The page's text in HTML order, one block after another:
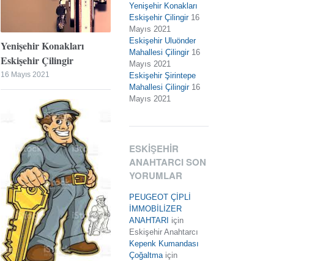
Yenişehir Konakları
Eskişehir Çilingir
16 Mayıs 2021
Yenişehir Konakları
Eskişehir Çilingir 16
Mayıs 2021
Eskişehir Uluönder
Mahallesi Çilingir 16
Mayıs 2021
Eskişehir Şirintepe
Mahallesi Çilingir 16
Mayıs 2021
ESKIŞEHIR
ANAHTARCI SON
YORUMLAR
PEUGEOT ÇİPLİ
İMMOBİLİZER
ANAHTARI için
Eskişehir Anahtarcı
Kepenk Kumandası
Çoğaltmaiçin